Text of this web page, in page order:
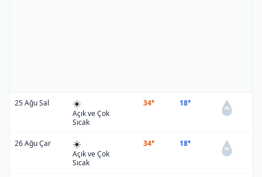
25 Ağu Sal ☀️
Açık ve Çok
Sıcak
34° 18°
0%
26 Ağu Çar ☀️
Açık ve Çok
Sıcak
34° 18°
0%